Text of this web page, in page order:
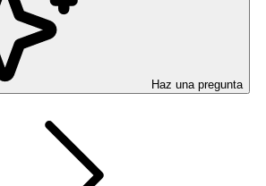
Haz una pregunta